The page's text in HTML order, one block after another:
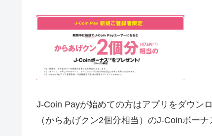
J-Coin Payが始めての方はアプリをダウン
（からあげクン2個分相当）のJ-Coinボー